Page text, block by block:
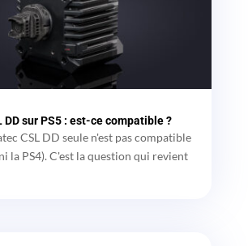
DD sur PS5 : est-ce compatible ?
CSL DD seule n'est pas compatible
la PS4). C'est la question qui revient